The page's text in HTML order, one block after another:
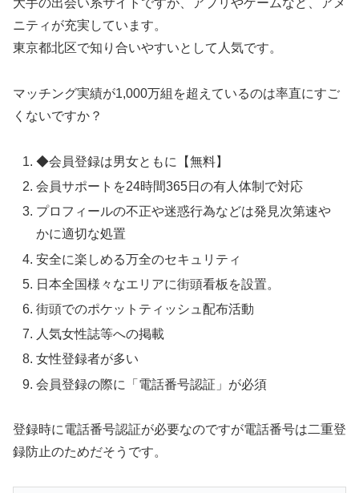
大手の出会い系サイトですが、アプリやゲームなど、アメ
ニティが充実しています。
東京都北区で知り合いやすいとして人気です。
マッチング実績が1,000万組を超えているのは率直にすご
くないですか？
◆会員登録は男女ともに【無料】
会員サポートを24時間365日の有人体制で対応
プロフィールの不正や迷惑行為などは発見次第速や
かに適切な処置
安全に楽しめる万全のセキュリティ
日本全国様々なエリアに街頭看板を設置。
街頭でのポケットティッシュ配布活動
人気女性誌等への掲載
女性登録者が多い
会員登録の際に「電話番号認証」が必須
登録時に電話番号認証が必要なのですが電話番号は二重登
録防止のためだそうです。